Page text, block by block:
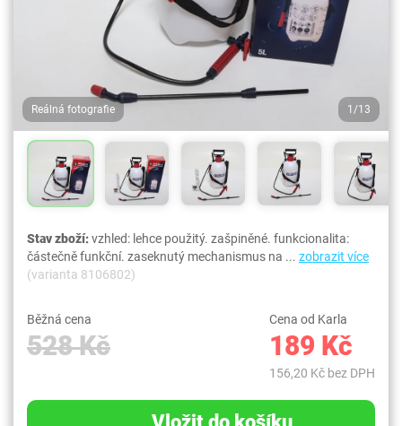
Reálná fotografie 1/13
Stav zboží:vzhled: lehce použitý. zašpiněné. funkcionalita:
částečně funkční. zaseknutý mechanismus na ... zobrazit více
(varianta 8106802)
Běžná cena
528 Kč
Cena od Karla
189 Kč
156,20 Kč bez DPH